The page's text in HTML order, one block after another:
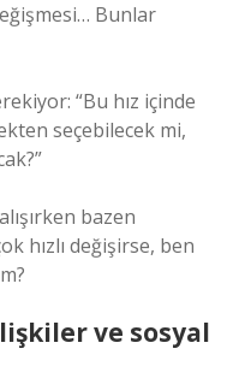
Bunlar
“Bu hız içinde
seçebilecek mi,
bazen
hızlı değişirse, ben
ve sosyal